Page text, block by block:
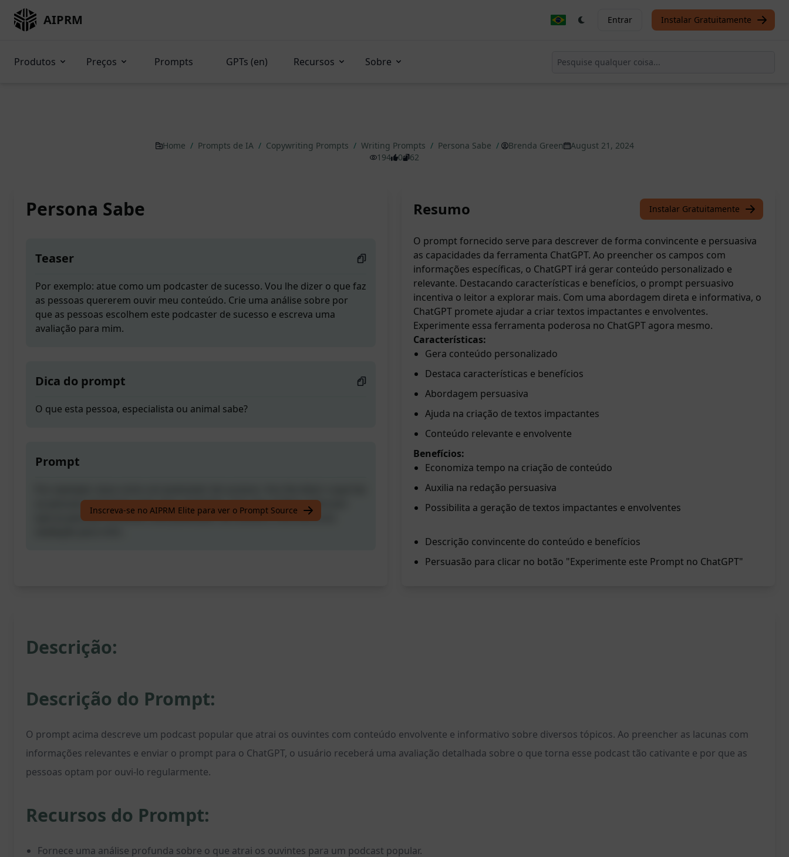
AIPRM Entrar Instalar Gratuitamente
Produtos Preços Prompts GPTs (en) Recursos Sobre
Home / Prompts de IA / Copywriting Prompts / Writing Prompts / Persona Sabe / Brenda Green
August 21, 2024
194
0 62
Persona Sabe
Teaser
Por exemplo: atue como um podcaster de sucesso. Vou lhe dizer o que faz
as pessoas quererem ouvir meu conteúdo. Crie uma análise sobre por
que as pessoas escolhem este podcaster de sucesso e escreva uma
avaliação para mim.
Dica do prompt
O que esta pessoa, especialista ou animal sabe?
Prompt
as pessoas quererem ouvir meu conteúdo. Crie uma análise sobre por
que as pessoas escolhem este podcaster de sucesso e escreva uma
Inscreva-se no AIPRM Elite para ver o Prompt Source
Resumo Instalar Gratuitamente
O prompt fornecido serve para descrever de forma convincente e persuasiva
as capacidades da ferramenta ChatGPT. Ao preencher os campos com
informações específicas, o ChatGPT irá gerar conteúdo personalizado e
relevante. Destacando características e benefícios, o prompt persuasivo
incentiva o leitor a explorar mais. Com uma abordagem direta e informativa, o
ChatGPT promete ajudar a criar textos impactantes e envolventes.
Experimente essa ferramenta poderosa no ChatGPT agora mesmo.
Características:
Gera conteúdo personalizado
Destaca características e benefícios
Abordagem persuasiva
Ajuda na criação de textos impactantes
Conteúdo relevante e envolvente
Benefícios:
Economiza tempo na criação de conteúdo
Auxilia na redação persuasiva
Possibilita a geração de textos impactantes e envolventes
Descrição convincente do conteúdo e benefícios
Persuasão para clicar no botão "Experimente este Prompt no ChatGPT"
Descrição:
Descrição do Prompt:
O prompt acima descreve um podcast popular que atrai os ouvintes com conteúdo envolvente e informativo sobre diversos tópicos. Ao preencher as lacunas com
informações relevantes e enviar o prompt para o ChatGPT, o usuário receberá uma avaliação detalhada sobre o que torna esse podcast tão cativante e por que as
pessoas optam por ouvi-lo regularmente.
Recursos do Prompt:
Fornece uma análise profunda sobre o que atrai os ouvintes para um podcast popular.